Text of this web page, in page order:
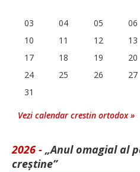
03
04 05 06
10
11 12 13
17
18 19 20
24
25 26 27
31
Vezi calendar crestin ortodox »
2026 - „Anul omagial al
creștine”